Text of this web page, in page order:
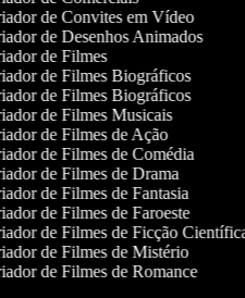
de Convites em Vídeo
de Desenhos Animados
de Filmes
de Filmes Biográficos
de Filmes Biográficos
de Filmes Musicais
de Filmes de Ação
de Filmes de Comédia
de Filmes de Drama
de Filmes de Fantasia
de Filmes de Faroeste
de Filmes de Ficção Científica
de Filmes de Mistério
de Filmes de Romance